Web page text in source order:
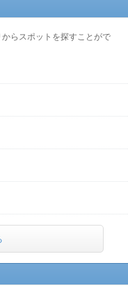
らスポットを探すことがで